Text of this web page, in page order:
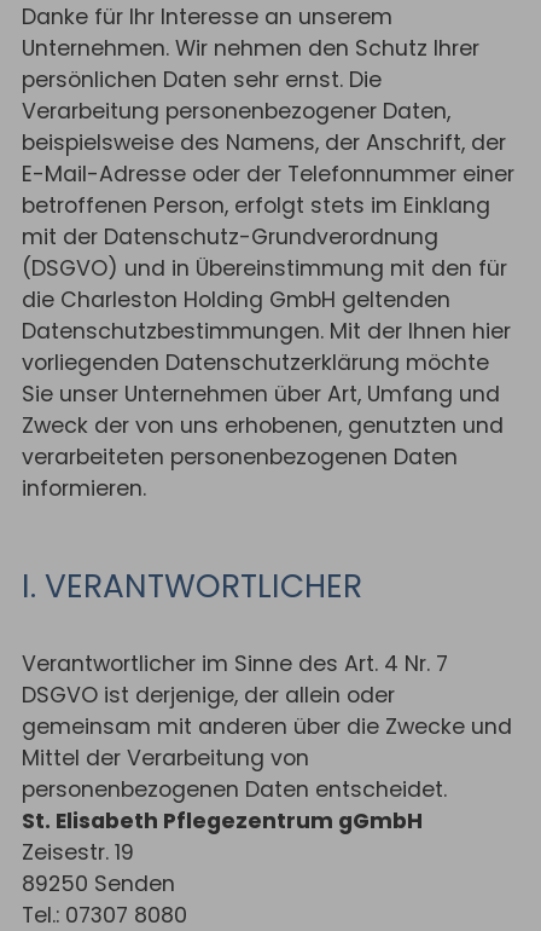
Danke für Ihr Interesse an unserem
Unternehmen. Wir nehmen den Schutz Ihrer
persönlichen Daten sehr ernst. Die
Verarbeitung personenbezogener Daten,
beispielsweise des Namens, der Anschrift, der
E-Mail-Adresse oder der Telefonnummer einer
betroffenen Person, erfolgt stets im Einklang
mit der Datenschutz-Grundverordnung
(DSGVO) und in Übereinstimmung mit den für
die Charleston Holding GmbH geltenden
Datenschutzbestimmungen. Mit der Ihnen hier
vorliegenden Datenschutzerklärung möchte
Sie unser Unternehmen über Art, Umfang und
Zweck der von uns erhobenen, genutzten und
verarbeiteten personenbezogenen Daten
informieren.
I. VERANTWORTLICHER
Verantwortlicher im Sinne des Art. 4 Nr. 7
DSGVO ist derjenige, der allein oder
gemeinsam mit anderen über die Zwecke und
Mittel der Verarbeitung von
personenbezogenen Daten entscheidet.
St. Elisabeth Pflegezentrum gGmbH
Zeisestr. 19
89250 Senden
Tel.: 07307 8080